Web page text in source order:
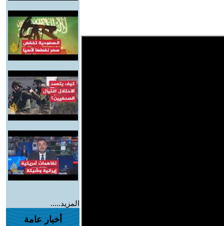
المزيد.....
أخبار عامة